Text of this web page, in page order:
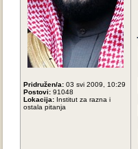
Pridružen/a: 03 svi 2009, 10:29
Postovi: 91048
Lokacija: Institut za razna i
ostala pitanja